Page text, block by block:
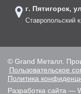
г. Пятигорск,
Ставропольский
© Grand Металл.
Пользовательское
Политика
Разработка сайта —